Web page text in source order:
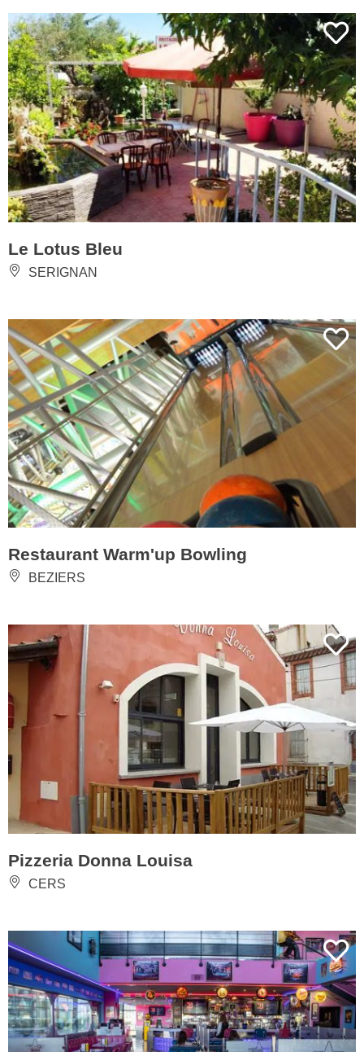
Le Lotus Bleu
SERIGNAN
Restaurant Warm'up Bowling
BEZIERS
Pizzeria Donna Louisa
CERS